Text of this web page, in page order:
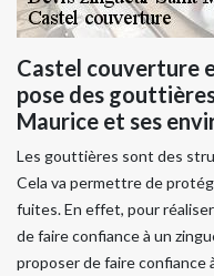
Castel couverture
pose des
Maurice et ses
Les gouttières sont des
Cela va permettre de
fuites. En effet, pour
de faire confiance à un
proposer de faire